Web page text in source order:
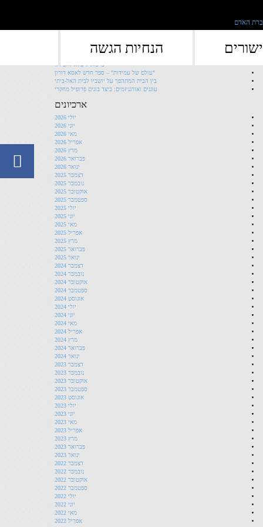
הנחיות הגשהפוסטים אחרונים
ברכות ליעלה להב רז!
"עולם של עמידות" – ספר חדש לאסא דורון
בין הבית המתהפך על יושביו לבית האל-ביתי
עוגנים ואורגניזמים: כיצד בונים פרופיל מחקרי
ארכיונים
יולי 2026
יוני 2026
מאי 2026
אפריל 2026
מרץ 2026
פברואר 2026
ינואר 2026
דצמבר 2025
נובמבר 2025
אוקטובר 2025
ספטמבר 2025
יולי 2025
יוני 2025
מאי 2025
אפריל 2025
מרץ 2025
פברואר 2025
ינואר 2025
דצמבר 2024
נובמבר 2024
אוקטובר 2024
ספטמבר 2024
אוגוסט 2024
יולי 2024
יוני 2024
מאי 2024
אפריל 2024
מרץ 2024
פברואר 2024
ינואר 2024
דצמבר 2023
נובמבר 2023
אוקטובר 2023
ספטמבר 2023
אוגוסט 2023
יולי 2023
יוני 2023
מאי 2023
אפריל 2023
מרץ 2023
פברואר 2023
ינואר 2023
דצמבר 2022
נובמבר 2022
אוקטובר 2022
ספטמבר 2022
יולי 2022
יוני 2022
מאי 2022
אפריל 2022